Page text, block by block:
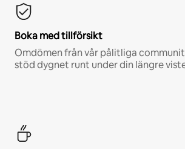
Boka med tillförsikt
Omdömen från vår pålitliga
stöd dygnet runt under din längre